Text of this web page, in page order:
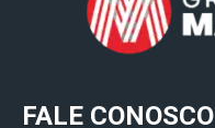
FALE CONOSCO